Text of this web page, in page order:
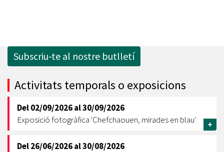
Subscriu-te al nostre butlletí
Activitats temporals o exposicions
Del02/09/2026al30/09/2026
Exposició fotogràfica 'Chefchaouen, mirades en blau'
+
Del26/06/2026al30/08/2026